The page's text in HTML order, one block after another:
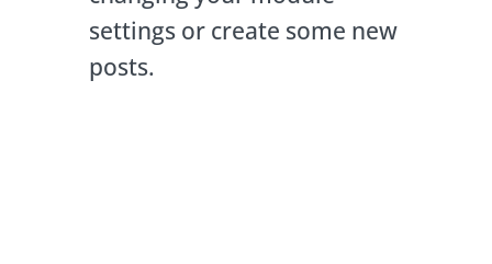
settings or create some new
posts.